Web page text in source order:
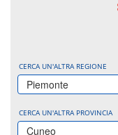
CERCA UN'ALTRA REGIONE
Piemonte
CERCA UN'ALTRA PROVINCIA
Cuneo